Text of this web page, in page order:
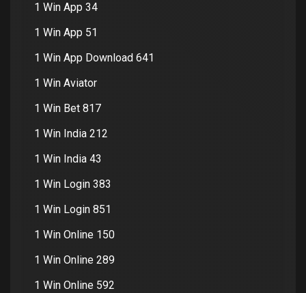
1 Win App 34
1 Win App 51
1 Win App Download 641
1 Win Aviator
1 Win Bet 817
1 Win India 212
1 Win India 43
1 Win Login 383
1 Win Login 851
1 Win Online 150
1 Win Online 289
1 Win Online 592